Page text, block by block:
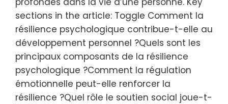
sections in the article: Toggle Comment la
résilience psychologique contribue-t-elle au
développement personnel ?Quels sont les
principaux composants de la résilience
psychologique ?Comment la régulation
émotionnelle peut-elle renforcer la
résilience ?Quel rôle le soutien social joue-t-